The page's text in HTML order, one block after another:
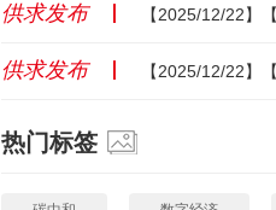
供求发布 【2025/12/22】
供求发布 【2025/12/22】
热门标签